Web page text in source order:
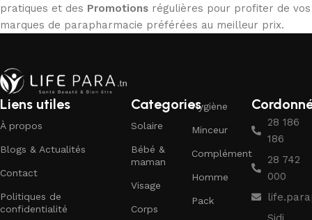
pratiques et des Promotions régulières pour profiter de vos
marques de parapharmacie préférées au meilleur prix.
Liens utiles
À propos
Blogs & Actualités
Contact
Politiques de
confidentialité
Categories
Solaire
Bébé &
maman
Visage
Corps
Hygiène
Minceur
Complément
Homme
Pack
28 186
186
28 742
000